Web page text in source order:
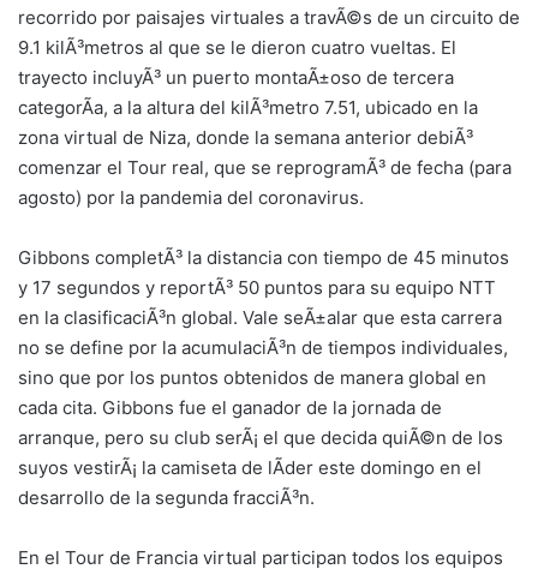
recorrido por paisajes virtuales a travÃ©s de un circuito de
9.1 kilÃ³metros al que se le dieron cuatro vueltas. El
trayecto incluyÃ³ un puerto montaÃ±oso de tercera
categorÃ­a, a la altura del kilÃ³metro 7.51, ubicado en la
zona virtual de Niza, donde la semana anterior debiÃ³
comenzar el Tour real, que se reprogramÃ³ de fecha (para
agosto) por la pandemia del coronavirus.
Gibbons completÃ³ la distancia con tiempo de 45 minutos
y 17 segundos y reportÃ³ 50 puntos para su equipo NTT
en la clasificaciÃ³n global. Vale seÃ±alar que esta carrera
no se define por la acumulaciÃ³n de tiempos individuales,
sino que por los puntos obtenidos de manera global en
cada cita. Gibbons fue el ganador de la jornada de
arranque, pero su club serÃ¡ el que decida quiÃ©n de los
suyos vestirÃ¡ la camiseta de lÃ­der este domingo en el
desarrollo de la segunda fracciÃ³n.
En el Tour de Francia virtual participan todos los equipos